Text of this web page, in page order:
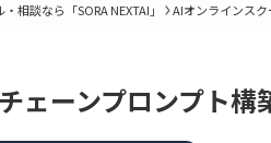
相談なら「SORA NEXTAI」 AIオンラインスク
ェーンプロンプト構